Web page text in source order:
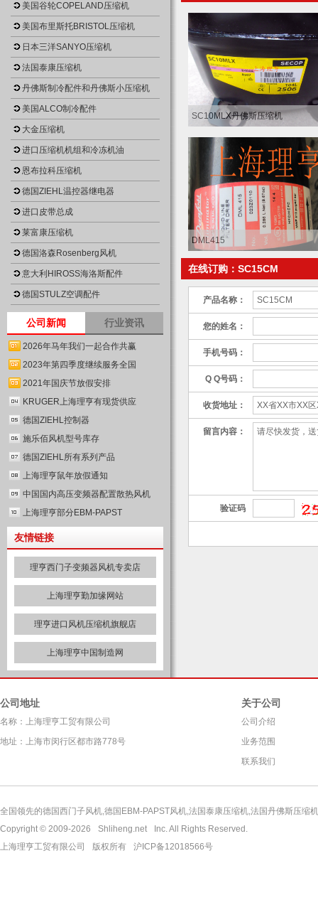
美国谷轮COPELAND压缩机
美国布里斯托BRISTOL压缩机
日本三洋SANYO压缩机
法国泰康压缩机
丹佛斯制冷配件和丹佛斯小压缩机
美国ALCO制冷配件
大金压缩机
进口压缩机机组和冷冻机油
恩布拉科压缩机
德国ZIEHL温控器继电器
进口皮带总成
莱富康压缩机
德国洛森Rosenberg风机
意大利HIROSS海洛斯配件
德国STULZ空调配件
公司新闻 行业资讯
2026年马年我们一起合作共赢
2023年第四季度继续服务全国
2021年国庆节放假安排
KRUGER上海理亨有现货供应
德国ZIEHL控制器
施乐佰风机型号库存
德国ZIEHL所有系列产品
上海理亨鼠年放假通知
中国国内高压变频器配置散热风机
上海理亨部分EBM-PAPST
友情链接
理亨西门子变频器风机专卖店
上海理亨勤加缘网站
理亨进口风机压缩机旗舰店
上海理亨中国制造网
SC10MLX丹佛斯压缩机
DML415
在线订购：SC15CM
产品名称：
您的姓名：
手机号码：
Q Q号码：
收货地址：
留言内容：
验证码
公司地址
名称：上海理亨工贸有限公司
地址：上海市闵行区都市路778号
关于公司
公司介绍
业务范围
联系我们
全国领先的德国西门子风机,德国EBM-PAPST风机,法国泰康压缩机,法国丹佛斯压缩
Copyright © 2009-2026
Shliheng.net
Inc. All Rights Reserved.
上海理亨工贸有限公司
版权所有 沪ICP备12018566号